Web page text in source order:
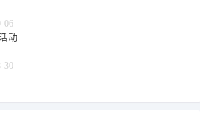
06
动
30